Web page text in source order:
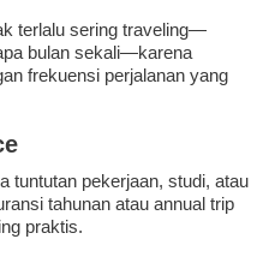
terlalu sering traveling—
bulan sekali—karena
frekuensi perjalanan yang
tuntutan pekerjaan, studi, atau
tahunan atau annual trip
praktis.